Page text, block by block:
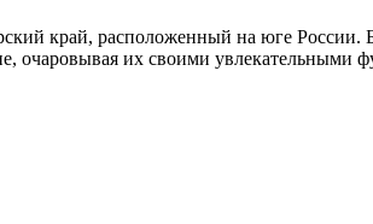
край, расположенный на юге России.
очаровывая их своими